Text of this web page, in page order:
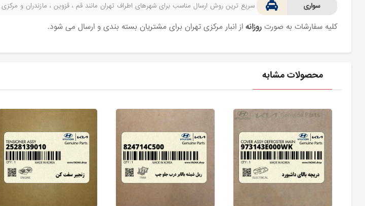
سواری سریع ترین روش ارسال مناسب برای شهرهای اطراف تهران مانند قم ، قزوین ، مازندران و مرکزی
کلیه سفارشات به صورتروزانه از انبار مرکزی تهران برای مشتریان بسته بندی و ارسال می شود.
محصولات مشابه